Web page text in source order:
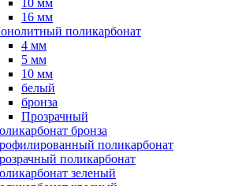
10 мм
16 мм
поликарбонат
4 мм
5 мм
10 мм
белый
бронза
Прозрачный
бронза
поликарбонат
поликарбонат
зеленый